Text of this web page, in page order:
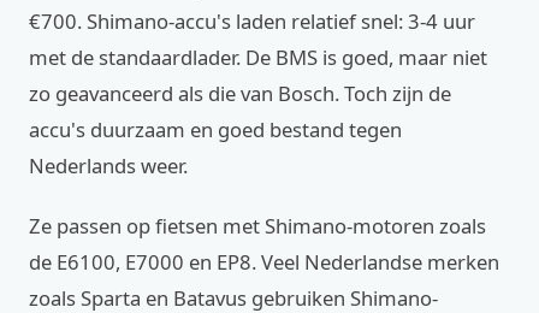
€700. Shimano-accu's laden relatief snel: 3-4 uur
met de standaardlader. De BMS is goed, maar niet
zo geavanceerd als die van Bosch. Toch zijn de
accu's duurzaam en goed bestand tegen
Nederlands weer.
Ze passen op fietsen met Shimano-motoren zoals
de E6100, E7000 en EP8. Veel Nederlandse merken
zoals Sparta en Batavus gebruiken Shimano-